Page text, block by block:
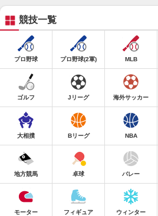
競技一覧
プロ野球 プロ野球(2軍) MLB
ゴルフ Jリーグ 海外サッカー
大相撲 Bリーグ NBA
地方競馬 卓球 バレー
モーター フィギュア ウィンター